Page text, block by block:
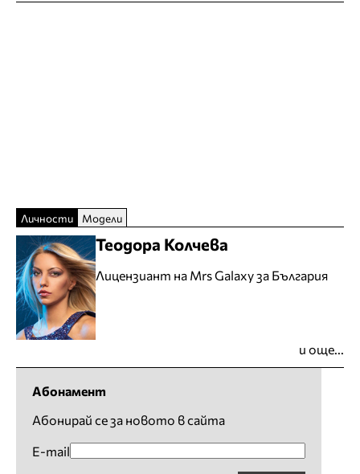
Личности Модели
Теодора Колчева
Лицензиант на Mrs Galaxy за България
и още...
Абонамент
Абонирай се за новото в сайта
E-mail